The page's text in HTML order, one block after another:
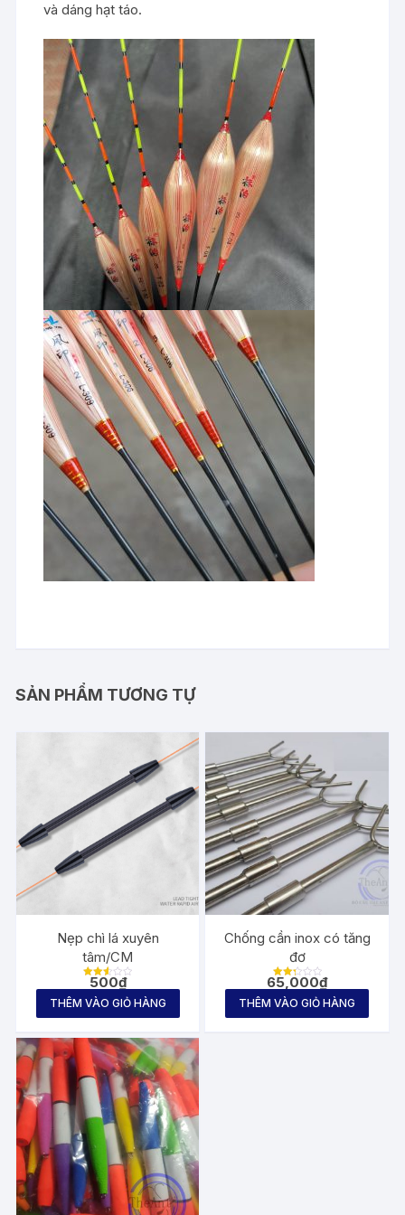
và dáng hạt táo.
SẢN PHẨM TƯƠNG TỰ
Nẹp chì lá xuyên
tâm/CM
Được
hạng
5
500₫
THÊM VÀO GIỎ HÀNG
Chống cần inox có tăng
đơ
Được
hạng
5
65,000₫
THÊM VÀO GIỎ HÀNG